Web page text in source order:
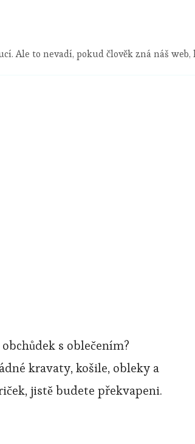
Ale to nevadí, pokud člověk zná náš
s oblečením?
kravaty, košile, obleky a
jistě budete překvapeni.